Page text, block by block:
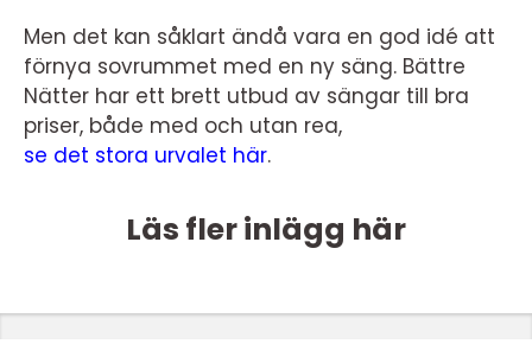
Men det kan såklart ändå vara en god idé att
förnya sovrummet med en ny säng. Bättre
Nätter har ett brett utbud av sängar till bra
priser, både med och utan rea,
se det stora urvalet här.
Läs fler inlägg här